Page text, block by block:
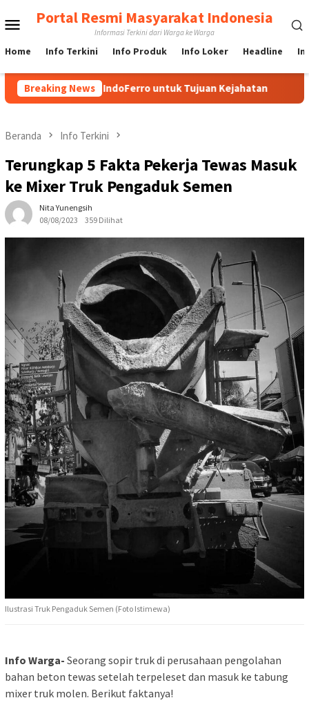
ke
Menu
Mobile
Portal Resmi Masyarakat Indonesia
Informasi Terkini dari Warga ke Warga
Home Info Terkini Info Produk Info Loker Headline
Breaking News
Media IndoFerro untuk Tujuan Kejahatan Yuk Lebih
Beranda Info Terkini
Terungkap 5 Fakta Pekerja Tewas Masuk
ke Mixer Truk Pengaduk Semen
Nita Yunengsih
08/08/2023
359 Dilihat
Ilustrasi Truk Pengaduk Semen (Foto Istimewa)
Info Warga- Seorang sopir truk di perusahaan pengolahan
bahan beton tewas setelah terpeleset dan masuk ke tabung
mixer truk molen. Berikut faktanya!